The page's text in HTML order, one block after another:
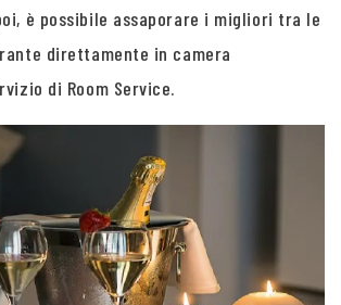
poi, è possibile assaporare i migliori tra le
direttamente in camera
di Room Service.